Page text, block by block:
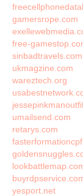
gamersrope.com
free-
sinbadtravels.com
ukmagzine.com
wareztech.org
umailsend.com
retarys.com
yesport.net